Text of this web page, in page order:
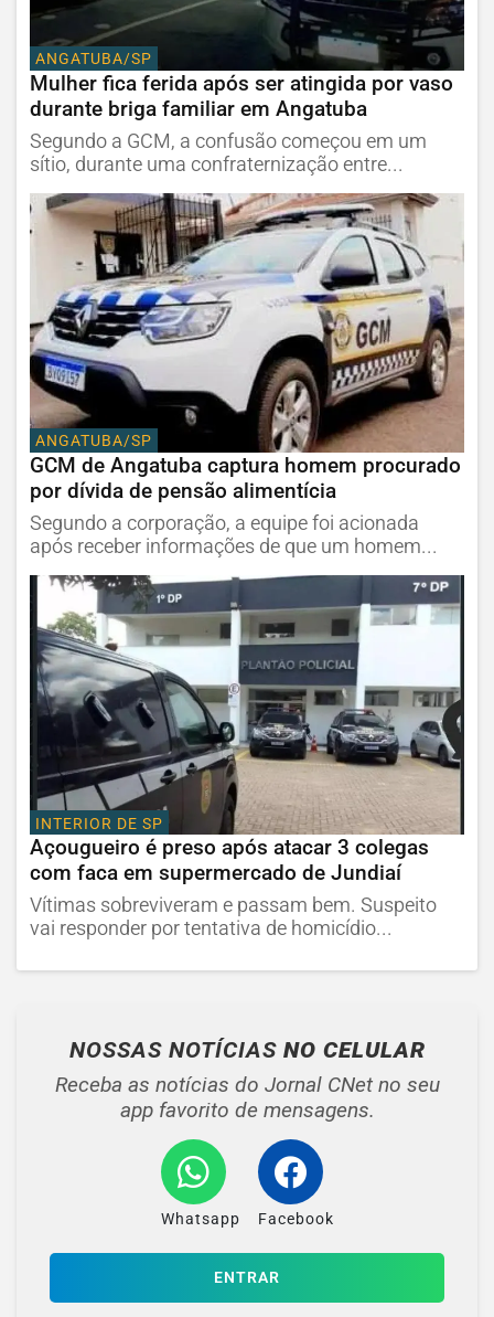
ANGATUBA/SP
Mulher fica ferida após ser atingida por vaso
durante briga familiar em Angatuba
Segundo a GCM, a confusão começou em um
sítio, durante uma confraternização entre...
ANGATUBA/SP
GCM de Angatuba captura homem procurado
por dívida de pensão alimentícia
Segundo a corporação, a equipe foi acionada
após receber informações de que um homem...
INTERIOR DE SP
Açougueiro é preso após atacar 3 colegas
com faca em supermercado de Jundiaí
Vítimas sobreviveram e passam bem. Suspeito
vai responder por tentativa de homicídio...
NOSSAS NOTÍCIAS NO CELULAR
Receba as notícias do Jornal CNet no seu
app favorito de mensagens.
Whatsapp Facebook
ENTRAR